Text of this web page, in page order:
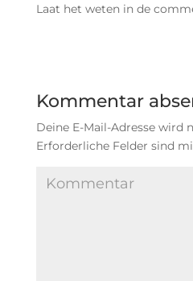
Laat het weten in de
Kommentar
Deine E-Mail-Adresse wird
Erforderliche Felder sind